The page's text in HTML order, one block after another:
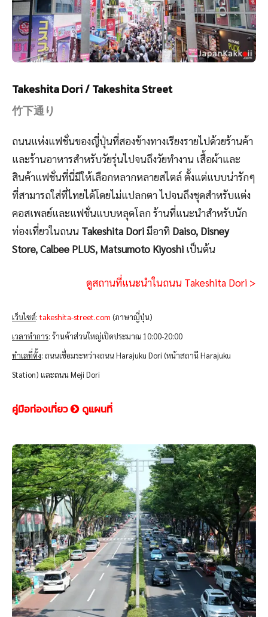
Takeshita Dori / Takeshita Street
竹下通り
ถนนแห่งแฟชั่นของญี่ปุ่นที่สองข้างทางเรียงรายไปด้วยร้านค้า
และร้านอาหารสำหรับวัยรุ่นไปจนถึงวัยทำงาน เสื้อผ้าและ
สินค้าแฟชั่นที่นี่มีให้เลือกหลากหลายสไตล์ ตั้งแต่แบบน่ารักๆ
ที่สามารถใส่ที่ไทยได้โดยไม่แปลกตา ไปจนถึงชุดสำหรับแต่ง
คอสเพลย์และแฟชั่นแบบหลุดโลก ร้านที่แนะนำสำหรับนัก
ท่องเที่ยวในถนน Takeshita Doriมีอาทิ Daiso, Disney
Store, Calbee PLUS, Matsumoto Kiyoshi เป็นต้น
ดูสถานที่แนะนำในถนน Takeshita Dori >
เว็บไซต์:takeshita-street.com (ภาษาญี่ปุ่น)
เวลาทำการ: ร้านค้าส่วนใหญ่เปิดประมาณ 10:00-20:00
ทำเลที่ตั้ง: ถนนเชื่อมระหว่างถนน Harajuku Dori (หน้าสถานี Harajuku
Station) และถนน Meji Dori
คู่มือท่องเที่ยว ดูแผนที่